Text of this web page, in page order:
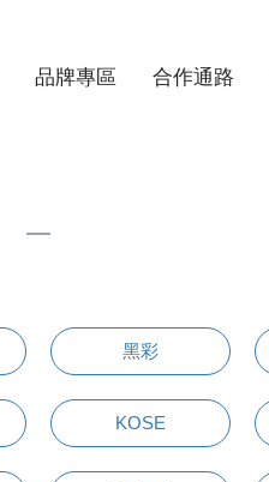
品牌專區 合作通路
黑彩
KOSE